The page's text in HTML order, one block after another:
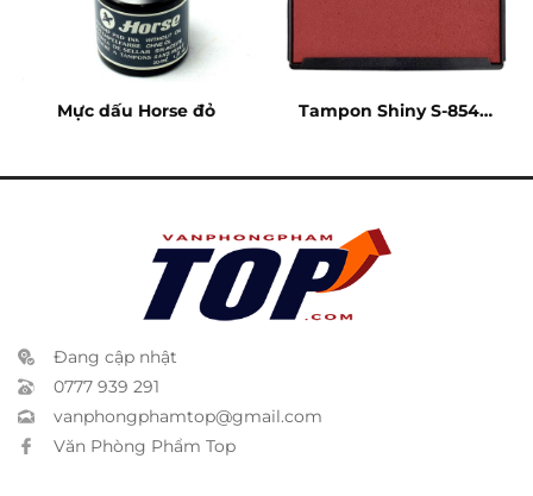
Mực dấu Horse đỏ
Tampon Shiny S-854-7
Đang cập nhật
0777 939 291
vanphongphamtop@gmail.com
Văn Phòng Phẩm Top